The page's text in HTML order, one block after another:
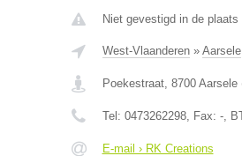
Niet gevestigd in de
West-Vlaanderen» Aarsele
Poekestraat, 8700 Aarsele
Tel: 0473262298, Fax: -,
E-mail › RK Creations